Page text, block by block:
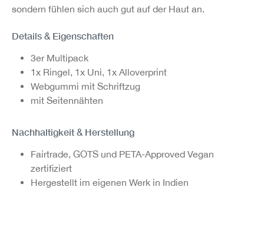
sondern fühlen sich auch gut auf der Haut an.
Details & Eigenschaften
3er Multipack
1x Ringel, 1x Uni, 1x Alloverprint
Webgummi mit Schriftzug
mit Seitennähten
Nachhaltigkeit & Herstellung
Fairtrade, GOTS und PETA-Approved Vegan
zertifiziert
Hergestellt im eigenen Werk in Indien